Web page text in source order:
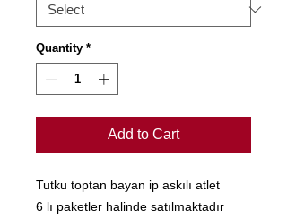
Quantity *
Add to Cart
Tutku toptan bayan ip askılı atlet
6 lı paketler halinde satılmaktadır